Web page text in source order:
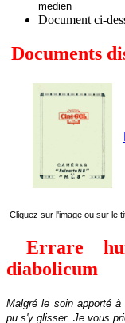
medien
Document ci-
Documents
Cliquez sur l'image ou sur le
Errare
diabolicum
Malgré le soin apporté
pu s'y glisser. Je vous